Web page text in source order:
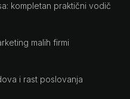
kompletan praktični vodič
malih firmi
i rast poslovanja
CHAT ?
Naše adrese
Rustempašina 23